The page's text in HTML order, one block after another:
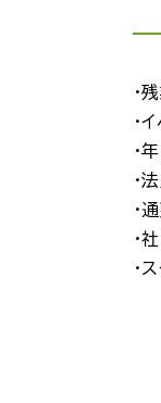
・
・
・
・
・
・
・